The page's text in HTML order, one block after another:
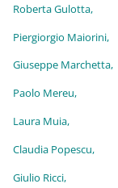
Roberta Gulotta,
Piergiorgio Maiorini,
Giuseppe Marchetta,
Paolo Mereu,
Laura Muia,
Claudia Popescu,
Giulio Ricci,